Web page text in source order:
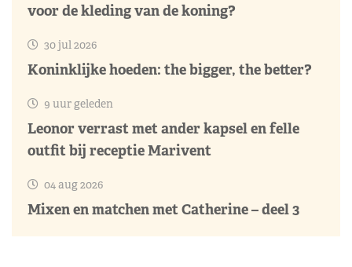
voor de kleding van de koning?
30 jul 2026
Koninklijke hoeden: the bigger, the better?
9 uur geleden
Leonor verrast met ander kapsel en felle
outfit bij receptie Marivent
04 aug 2026
Mixen en matchen met Catherine – deel 3